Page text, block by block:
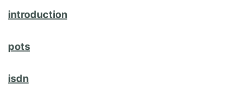
introduction
pots
isdn